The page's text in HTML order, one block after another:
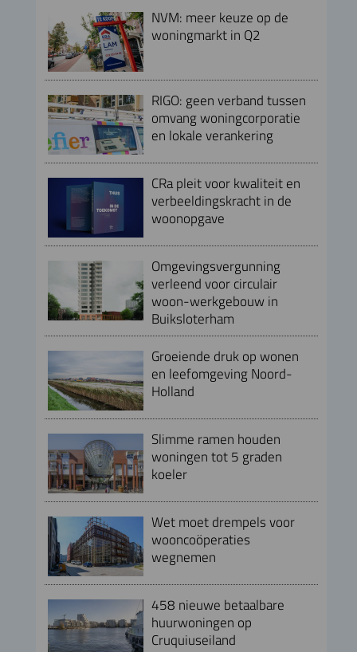
NVM: meer keuze op de
woningmarkt in Q2
RIGO: geen verband tussen
omvang woningcorporatie
en lokale verankering
CRa pleit voor kwaliteit en
verbeeldingskracht in de
woonopgave
Omgevingsvergunning
verleend voor circulair
woon-werkgebouw in
Buiksloterham
Groeiende druk op wonen
en leefomgeving Noord-
Holland
Slimme ramen houden
woningen tot 5 graden
koeler
Wet moet drempels voor
wooncoöperaties
wegnemen
458 nieuwe betaalbare
huurwoningen op
Cruquiuseiland